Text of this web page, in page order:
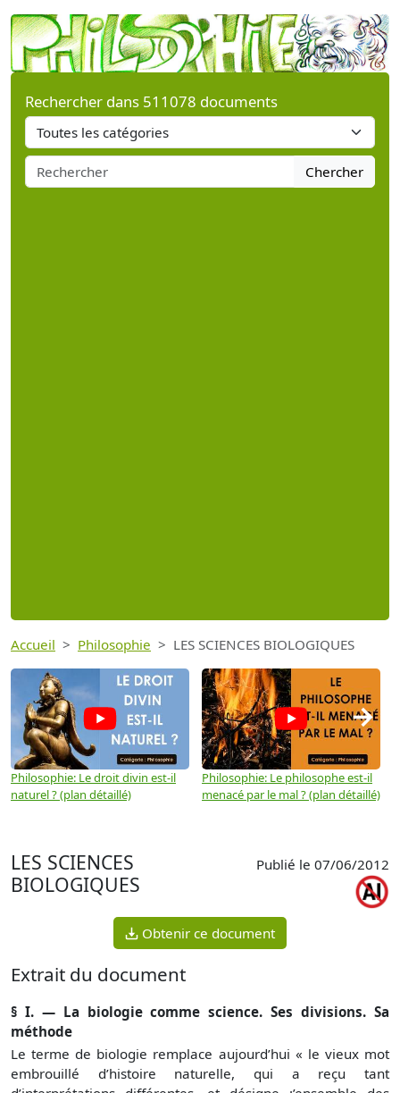
Rechercher dans 511078 documents
Chercher
Accueil Philosophie LES SCIENCES BIOLOGIQUES
Philosophie: Le droit divin est-il
naturel ? (plan détaillé)
Philosophie: Le philosophe est-il
menacé par le mal ? (plan détaillé)
→
LES SCIENCES
BIOLOGIQUES
Publié le 07/06/2012
Obtenir ce document
Extrait du document
§ I. — La biologie comme science.Sesdivisions.Sa
méthode
Le terme de biologie remplace aujourd’hui « le vieux mot
em­brouillé d’histoire naturelle, qui a reçu tant